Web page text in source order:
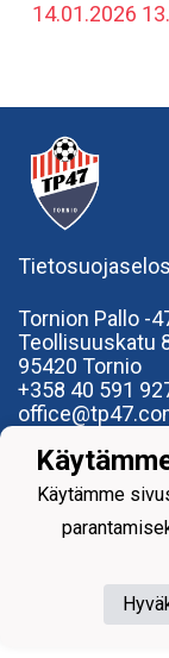
14.01.2026
Tornion Pallo -
Teollisuuskatu
95420 Tornio
+358 40 591
Käytämme